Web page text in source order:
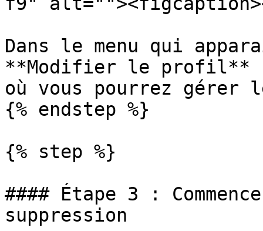
Dans le menu qui
**Modifier le profil**
où vous pourrez gérer
{% endstep %}
{% step %}
#### Étape 3 :
suppression